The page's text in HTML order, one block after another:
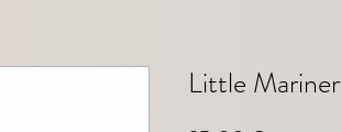
Little Mariner